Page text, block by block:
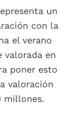
un
con la
el verano
valorada en
poner esto
valoración
millones.